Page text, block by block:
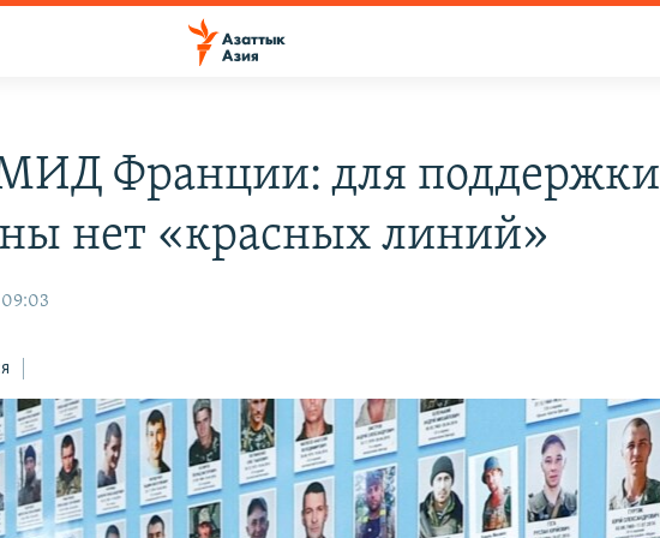
МИД Франции: для поддержки
нет «красных линий»